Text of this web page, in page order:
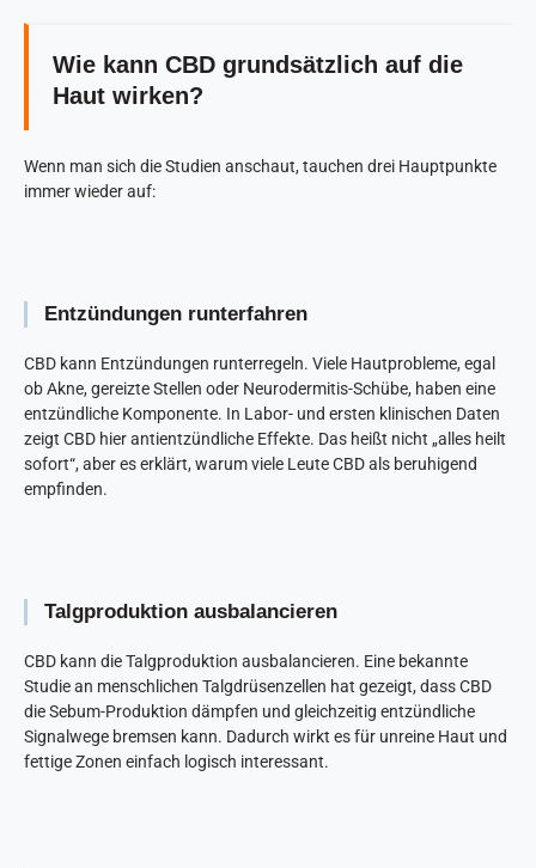
Wie kann CBD grundsätzlich auf die
Haut wirken?
Wenn man sich die Studien anschaut, tauchen drei Hauptpunkte
immer wieder auf:
Entzündungen runterfahren
CBD kann Entzündungen runterregeln. Viele Hautprobleme, egal
ob Akne, gereizte Stellen oder Neurodermitis-Schübe, haben eine
entzündliche Komponente. In Labor- und ersten klinischen Daten
zeigt CBD hier antientzündliche Effekte. Das heißt nicht „alles heilt
sofort“, aber es erklärt, warum viele Leute CBD als beruhigend
empfinden.
Talgproduktion ausbalancieren
CBD kann die Talgproduktion ausbalancieren. Eine bekannte
Studie an menschlichen Talgdrüsenzellen hat gezeigt, dass CBD
die Sebum-Produktion dämpfen und gleichzeitig entzündliche
Signalwege bremsen kann. Dadurch wirkt es für unreine Haut und
fettige Zonen einfach logisch interessant.